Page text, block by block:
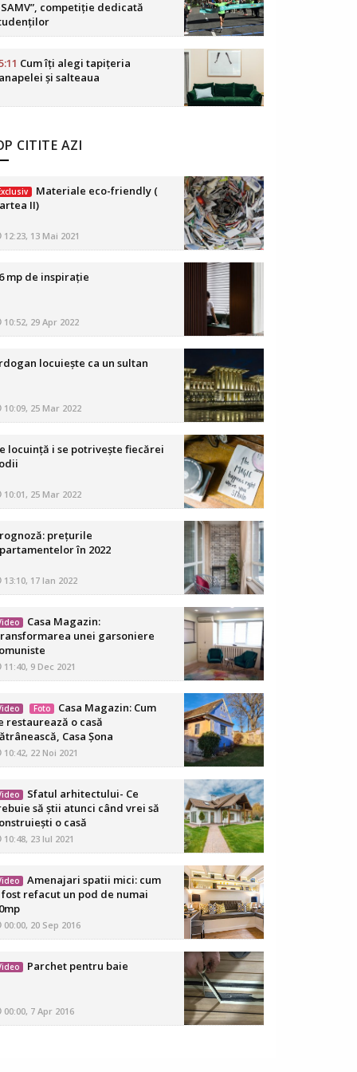
competiție dedicată
Cum îți alegi tapițeria
și salteaua
CITITE AZI
Materiale eco-friendly (
II)
12:23, 13 Mai 2021
mp de inspirație
10:52, 29 Apr 2022
locuiește ca un sultan
10:09, 25 Mar 2022
locuință i se potrivește fiecărei
10:01, 25 Mar 2022
prețurile
în 2022
13:10, 17 Ian 2022
Casa Magazin:
unei garsoniere
11:40, 9 Dec 2021
Foto
Casa Magazin: Cum
restaurează o casă
Casa Șona
10:42, 22 Noi 2021
Sfatul arhitectului- Ce
să știi atunci când vrei să
o casă
10:48, 23 Iul 2021
Amenajari spatii mici: cum
fost refacut un pod de numai
00:00, 20 Sep 2016
Parchet pentru baie
00:00, 7 Apr 2016